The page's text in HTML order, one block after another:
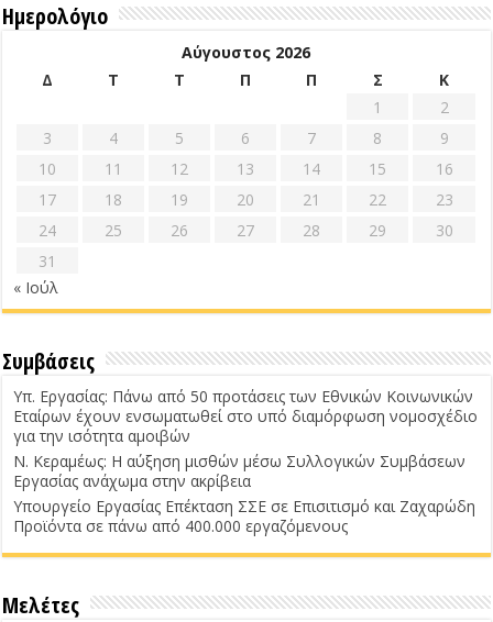
Ημερολόγιο
Αύγουστος 2026
Δ
Τ Τ Π Π Σ
Κ
1
2
3
4 5 6 7 8
9
10
11 12 13 14 15
16
17
18 19 20 21 22
23
24
25 26 27 28 29
30
31
« Ιούλ
Συμβάσεις
Υπ. Εργασίας: Πάνω από 50 προτάσεις των Εθνικών Κοινωνικών
Εταίρων έχουν ενσωματωθεί στο υπό διαμόρφωση νομοσχέδιο
για την ισότητα αμοιβών
Ν. Κεραμέως: Η αύξηση μισθών μέσω Συλλογικών Συμβάσεων
Εργασίας ανάχωμα στην ακρίβεια
Υπουργείο Εργασίας Επέκταση ΣΣΕ σε Επισιτισμό και Ζαχαρώδη
Προϊόντα σε πάνω από 400.000 εργαζόμενους
Μελέτες